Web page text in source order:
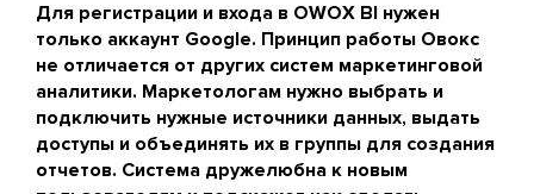
Для регистрации и входа в OWOX BI нужен
только аккаунт Google. Принцип работы Овокс
не отличается от других систем маркетинговой
аналитики. Маркетологам нужно выбрать и
подключить нужные источники данных, выдать
доступы и объединять их в группы для создания
отчетов. Система дружелюбна к новым